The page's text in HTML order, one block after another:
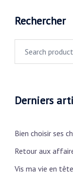
Rechercher
for:
Derniers
Bien choisir ses
Retour aux
Vis ma vie en